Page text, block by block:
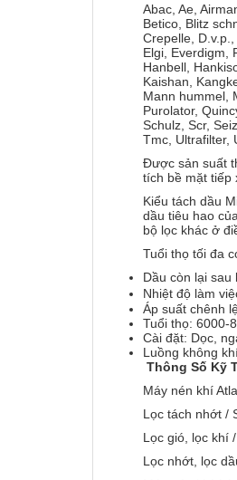
Abac, Ae,
Betico, Blitz
Crepelle,
Elgi, Everdigm,
Hanbell,
Kaishan,
Mann hummel,
Purolator,
Schulz, Scr,
Tmc, Ultrafilter,
Được sản suất
tích bề mặt tiếp
Kiểu tách dầu
dầu tiêu hao
bộ lọc khác ở
Tuổi thọ tối đa
Dầu còn lại sau
Nhiệt độ làm
Áp suất chênh
Tuổi thọ: 6000-
Cài đặt: Dọc,
Luồng không
Thông Số Kỹ
Máy nén khí
Lọc tách nhớt /
Lọc gió, lọc khí
Lọc nhớt, lọc